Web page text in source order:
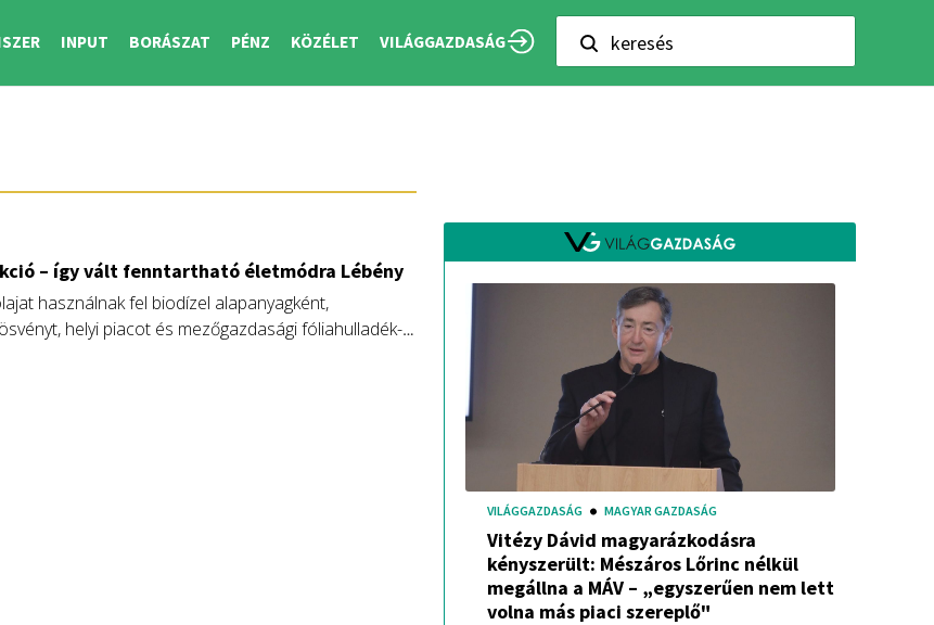
INPUT BORÁSZAT PÉNZ KÖZÉLET VILÁGGAZDASÁG keresés
– így vált fenntartható életmódra Lébény
használnak fel biodízel alapanyagként,
helyi piacot és mezőgazdasági fóliahulladék-
VILÁGGAZDASÁG MAGYAR GAZDASÁG
Vitézy Dávid magyarázkodásra
kényszerült: Mészáros Lőrinc nélkül
megállna a MÁV – „egyszerűen nem lett
volna más piaci szereplő"